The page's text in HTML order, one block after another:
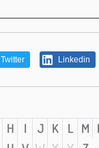
Twitter Linkedin
H I J K L M